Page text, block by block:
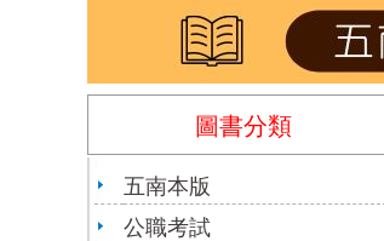
圖書分類
五南本版
公職考試